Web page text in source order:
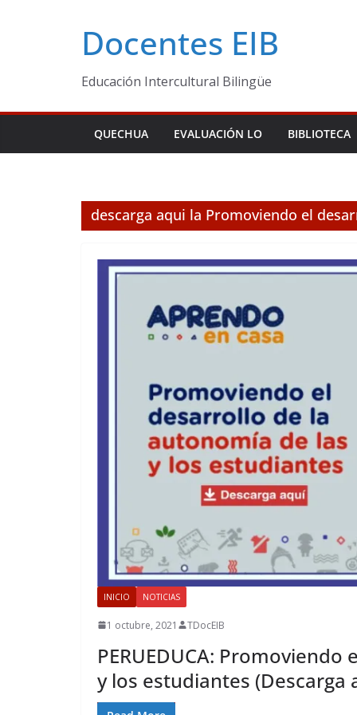
Docentes EIB
Educación Intercultural Bilingüe
QUECHUA EVALUACIÓN LO BIBLIOTECA
descarga aqui la Promoviendo el
INICIO NOTICIAS
1 octubre, 2021 TDocEIB
PERUEDUCA:
y los estudiantes (Descarga